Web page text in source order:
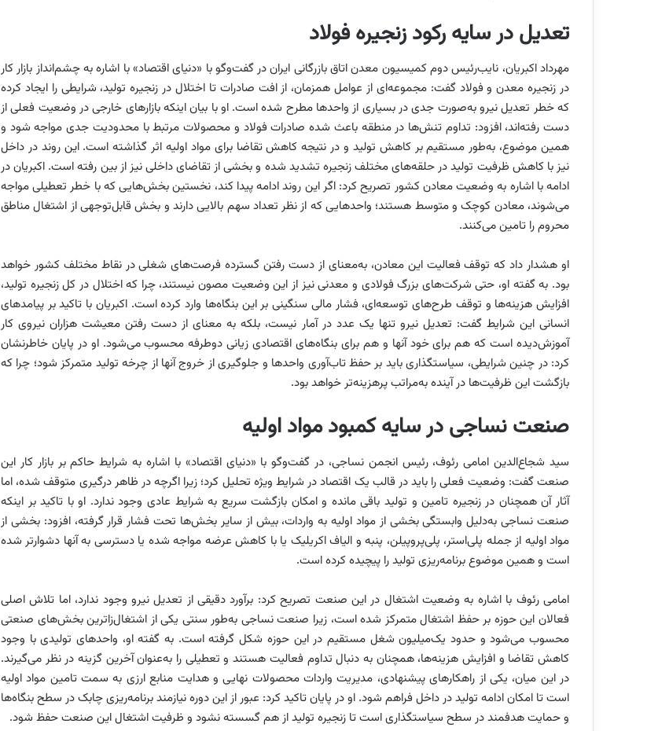
تعدیل در سایه رکود زنجیره فولاد
مهرداد اکبریان، نایب‌رئیس دوم کمیسیون معدن اتاق بازرگانی ایران در گفت‌وگو با «دنیای اقتصاد» با اشاره به چشم‌انداز بازار کار
در زنجیره معدن و فولاد گفت: مجموعه‌ای از عوامل همزمان، از افت صادرات تا اختلال در زنجیره تولید، شرایطی را ایجاد کرده
که خطر تعدیل نیرو به‌صورت جدی در بسیاری از واحدها مطرح شده است. او با بیان اینکه بازارهای خارجی در وضعیت فعلی از
دست رفته‌اند، افزود: تداوم تنش‌ها در منطقه باعث شده صادرات فولاد و محصولات مرتبط با محدودیت جدی مواجه شود و
همین موضوع، به‌طور مستقیم بر کاهش تولید و در نتیجه کاهش تقاضا برای مواد اولیه اثر گذاشته است. این روند در داخل
نیز با کاهش ظرفیت تولید در حلقه‌های مختلف زنجیره تشدید شده و بخشی از تقاضای داخلی نیز از بین رفته است. اکبریان در
ادامه با اشاره به وضعیت معادن کشور تصریح کرد: اگر این روند ادامه پیدا کند، نخستین بخش‌هایی که با خطر تعطیلی مواجه
می‌شوند، معادن کوچک و متوسط هستند؛ واحدهایی که از نظر تعداد سهم بالایی دارند و بخش قابل‌توجهی از اشتغال مناطق
محروم را تامین می‌کنند.
او هشدار داد که توقف فعالیت این معادن، به‌معنای از دست رفتن گسترده فرصت‌های شغلی در نقاط مختلف کشور خواهد
بود. به گفته او، حتی شرکت‌های بزرگ فولادی و معدنی نیز از این وضعیت مصون نیستند، چرا که اختلال در کل زنجیره تولید،
افزایش هزینه‌ها و توقف طرح‌های توسعه‌ای، فشار مالی سنگینی بر این بنگاه‌ها وارد کرده است. اکبریان با تاکید بر پیامدهای
انسانی این شرایط گفت: تعدیل نیرو تنها یک عدد در آمار نیست، بلکه به معنای از دست رفتن معیشت هزاران نیروی کار
آموزش‌دیده است که هم برای خود آنها و هم برای بنگاه‌های اقتصادی زیانی دوطرفه محسوب می‌شود. او در پایان خاطرنشان
کرد: در چنین شرایطی، سیاستگذاری باید بر حفظ تاب‌آوری واحدها و جلوگیری از خروج آنها از چرخه تولید متمرکز شود؛ چرا که
بازگشت این ظرفیت‌ها در آینده به‌مراتب پرهزینه‌تر خواهد بود.
صنعت نساجی در سایه کمبود مواد اولیه
سید شجاع‌الدین امامی رئوف، رئیس انجمن نساجی، در گفت‌وگو با «دنیای اقتصاد» با اشاره به شرایط حاکم بر بازار کار این
صنعت گفت: وضعیت فعلی را باید در قالب یک اقتصاد در شرایط ویژه تحلیل کرد؛ زیرا اگرچه در ظاهر درگیری متوقف شده، اما
آثار آن همچنان در زنجیره تامین و تولید باقی مانده و امکان بازگشت سریع به شرایط عادی وجود ندارد. او با تاکید بر اینکه
صنعت نساجی به‌دلیل وابستگی بخشی از مواد اولیه به واردات، بیش از سایر بخش‌ها تحت فشار قرار گرفته، افزود: بخشی از
مواد اولیه از جمله پلی‌استر، پلی‌پروپیلن، پنبه و الیاف اکریلیک یا با کاهش عرضه مواجه شده یا دسترسی به آنها دشوارتر شده
است و همین موضوع برنامه‌ریزی تولید را پیچیده کرده است.
امامی رئوف با اشاره به وضعیت اشتغال در این صنعت تصریح کرد: برآورد دقیقی از تعدیل نیرو وجود ندارد، اما تلاش اصلی
فعالان این حوزه بر حفظ اشتغال متمرکز شده است، زیرا صنعت نساجی به‌طور سنتی یکی از اشتغال‌زاترین بخش‌های صنعتی
محسوب می‌شود و حدود یک‌میلیون شغل مستقیم در این حوزه شکل گرفته است. به گفته او، واحدهای تولیدی با وجود
کاهش تقاضا و افزایش هزینه‌ها، همچنان به دنبال تداوم فعالیت هستند و تعطیلی را به‌عنوان آخرین گزینه در نظر می‌گیرند.
در این میان، یکی از راهکارهای پیشنهادی، مدیریت واردات محصولات نهایی و هدایت منابع ارزی به سمت تامین مواد اولیه
است تا امکان ادامه تولید در داخل فراهم شود. او در پایان تاکید کرد: عبور از این دوره نیازمند برنامه‌ریزی چابک در سطح بنگاه‌ها
و حمایت هدفمند در سطح سیاستگذاری است تا زنجیره تولید از هم گسسته نشود و ظرفیت اشتغال این صنعت حفظ شود.